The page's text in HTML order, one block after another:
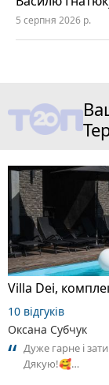
5 серпня 2026 р.
Villa Dei,
10 відгуків
Оксана Субчук
Дуже гарне і
Дякую!🥰…